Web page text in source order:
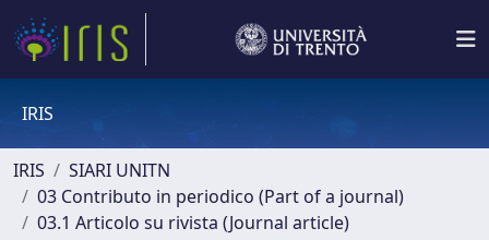
IRIS
IRIS
SIARI UNITN
03 Contributo in periodico (Part of a journal)
03.1 Articolo su rivista (Journal article)